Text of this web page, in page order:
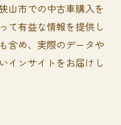
山市での中古車購入を
て有益な情報を提供し
含め、実際のデータや
インサイトをお届けし